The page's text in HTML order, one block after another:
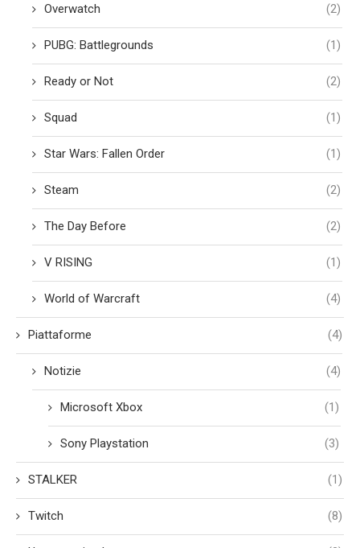
Overwatch (2)
PUBG: Battlegrounds (1)
Ready or Not (2)
Squad (1)
Star Wars: Fallen Order (1)
Steam (2)
The Day Before (2)
V RISING (1)
World of Warcraft (4)
Piattaforme (4)
Notizie (4)
Microsoft Xbox (1)
Sony Playstation (3)
STALKER (1)
Twitch (8)